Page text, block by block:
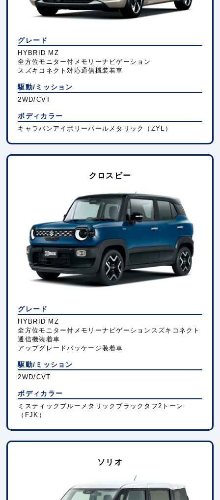
グレード
HYBRID MZ
全方位モニター付メモリーナビゲーション
スズキコネクト対応通信機装着車
駆動/ミッション
2WD/CVT
ボディカラー
キャラバンアイボリーパールメタリック（ZYL）
クロスビー
グレード
HYBRID MZ
全方位モニター付メモリーナビゲーションスズキコネクト
通信機装着車
アップグレードパッケージ装着車
駆動/ミッション
2WD/CVT
ボディカラー
ミスティックブルーメタリックブラックタフ2トーン
（FJK）
ソリオ